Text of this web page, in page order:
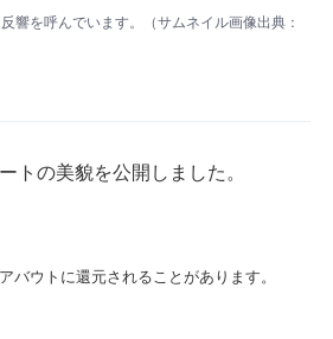
響を呼んでいます。（サムネイル画像出典：
トの美貌を公開しました。
ウトに還元されることがあります。